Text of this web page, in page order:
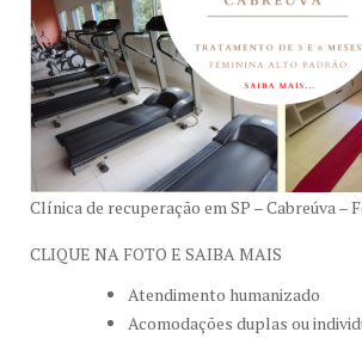
Clínica de recuperação em SP – Cabreúva –
CLIQUE NA FOTO E SAIBA MAIS
Atendimento humanizado
Acomodações duplas ou